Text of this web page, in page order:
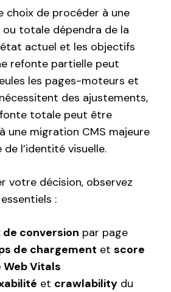
choix de procéder à une
totale dépendra de la
actuel et les objectifs
refonte partielle peut
les pages-moteurs et
des ajustements,
totale peut être
une migration CMS majeure
l’identité visuelle.
votre décision, observez
:
de conversion par page
de chargement et score
Web Vitals
et crawlability du